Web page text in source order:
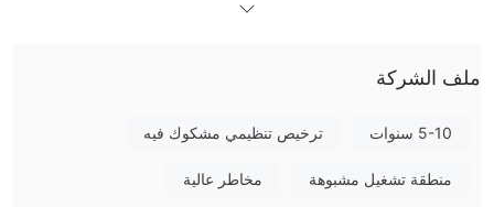
ملف الشركة
5-10 سنوات ترخيص تنظيمي مشكوك فيه
منطقة تشغيل مشبوهة مخاطر عالية